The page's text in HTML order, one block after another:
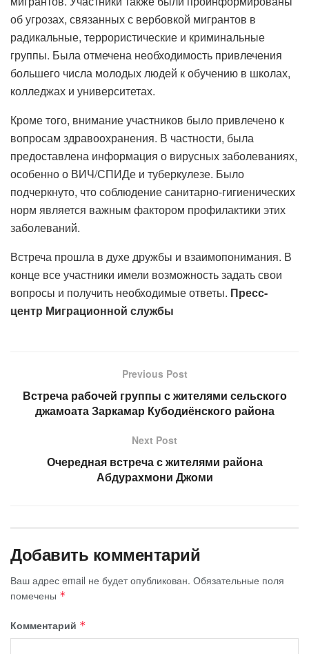
об угрозах, связанных с вербовкой мигрантов в
радикальные, террористические и криминальные
группы. Была отмечена необходимость привлечения
большего числа молодых людей к обучению в школах,
колледжах и университетах.
Кроме того, внимание участников было привлечено к
вопросам здравоохранения. В частности, была
предоставлена ​​информация о вирусных заболеваниях,
особенно о ВИЧ/СПИДе и туберкулезе. Было
подчеркнуто, что соблюдение санитарно-гигиенических
норм является важным фактором профилактики этих
заболеваний.
Встреча прошла в духе дружбы и взаимопонимания. В
конце все участники имели возможность задать свои
вопросы и получить необходимые ответы. Пресс-
центр Миграционной службы
Previous Post
Встреча рабочей группы с жителями сельского
джамоата Заркамар Кубодиёнского района
Next Post
Очередная встреча с жителями района
Абдурахмони Джоми
Добавить комментарий
Ваш адрес email не будет опубликован. Обязательные поля
помечены *
Комментарий *